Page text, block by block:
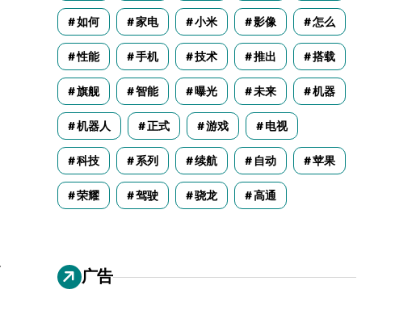
如何 家电 小米 影像 怎么
性能 手机 技术 推出 搭载
旗舰 智能 曝光 未来 机器
机器人 正式 游戏 电视
科技 系列 续航 自动 苹果
荣耀 驾驶 骁龙 高通
广告